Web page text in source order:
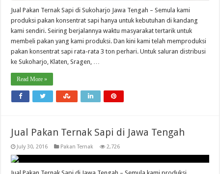
Jual Pakan Ternak Sapi di Sukoharjo Jawa Tengah – Semula kami
produksi pakan konsentrat sapi hanya untuk kebutuhan di kandang
kami sendiri. Seiring berjalannya waktu masyarakat tertarik untuk
membeli pakan yang kami produksi. Dan kini kami telah memproduksi
pakan konsentrat sapi rata-rata 3 ton perhari. Untuk saluran distribusi
ke Sukoharjo, Klaten, Sragen, …
Read More »
Jual Pakan Ternak Sapi di Jawa Tengah
July 30, 2016 Pakan Ternak 2,726